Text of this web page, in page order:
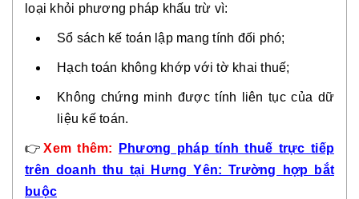
loại khỏi phương pháp khấu trừ vì:
Sổ sách kế toán lập mang tính đối phó;
Hạch toán không khớp với tờ khai thuế;
Không chứng minh được tính liên tục của dữ
liệu kế toán.
👉Xem thêm:
Phương pháp tính thuế trực tiếp
trên doanh thu tại Hưng Yên: Trường hợp bắt
buộc